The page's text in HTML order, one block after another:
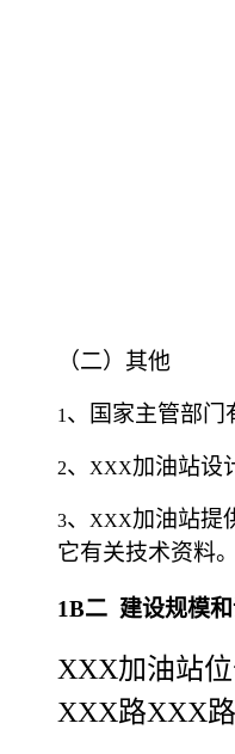
（二）其他
1 、国家主管部门
2、 XXX加油站设
3、 XXX加油站提
它有关技术资料。
1B二 建设规模
XXX加油站
XXX路XXX